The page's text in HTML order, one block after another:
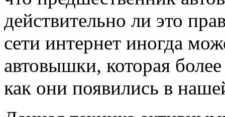
действительно ли это
сети интернет иногда
автовышки, которая
как они появились в